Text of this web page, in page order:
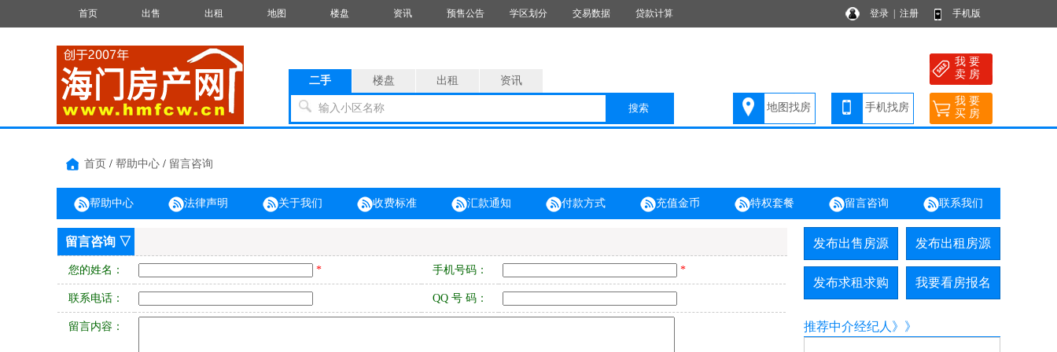
首页 出售 出租 地图 楼盘 资讯 预售公告 学区划分 交易数据 贷款计算 登录 注册 手机版
二手 楼盘 出租 资讯
输入小区名称 搜索 地图找房 手机找房
我 要
卖 房
我 要
买 房
首页 / 帮助中心 / 留言咨询
帮助中心 法律声明 关于我们 收费标准 汇款通知 付款方式 充值金币 特权套餐 留言咨询 联系我们
留言咨询 ▽
您的姓名： * 手机号码： *
联系电话： QQ 号 码：
留言内容：
发布出售房源 发布出租房源
发布求租求购 我要看房报名
推荐中介经纪人》》